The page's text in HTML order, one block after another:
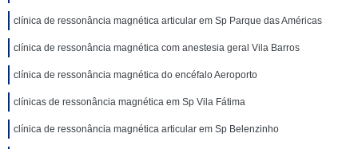
clínica de ressonância magnética articular em Sp Parque das Américas
clínica de ressonância magnética com anestesia geral Vila Barros
clínica de ressonância magnética do encéfalo Aeroporto
clínicas de ressonância magnética em Sp Vila Fátima
clínica de ressonância magnética articular em Sp Belenzinho